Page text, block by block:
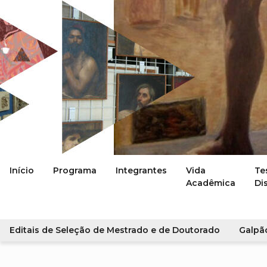
Início Programa Integrantes
Vida
Acadêmica
Editais de Seleção de Mestrado e de Doutorado